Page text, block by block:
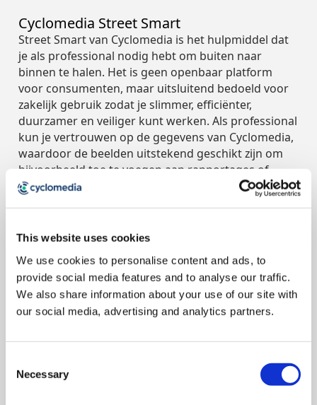
This website uses cookies
We use cookies to personalise content and ads, to
provide social media features and to analyse our traffic.
We also share information about your use of our site with
our social media, advertising and analytics partners.
Selection
Necessary
Cyclomedia Street Smart
Street Smart van Cyclomedia is het hulpmiddel dat
je als professional nodig hebt om buiten naar
binnen te halen. Het is geen openbaar platform
voor consumenten, maar uitsluitend bedoeld voor
zakelijk gebruik zodat je slimmer, efficiënter,
duurzamer en veiliger kunt werken. Als professional
kun je vertrouwen op de gegevens van Cyclomedia,
waardoor de beelden uitstekend geschikt zijn om
bijvoorbeeld toe te voegen aan rapportages of
offertes die je deelt met collega's of
samenwerkende partijen. Zo beschikt iedereen over
verrassingen gesteld wanneer het werk
Google Street View
Iedereen kent Google Street View, en iedereen heeft
er vrij toegang toe. Het maakt niet uit of je een
consument of een zakelijke gebruiker bent. Een
uitvoeren. Het is echter niet toegestaan om de
beelden voor commerciële of zakelijke doeleinden